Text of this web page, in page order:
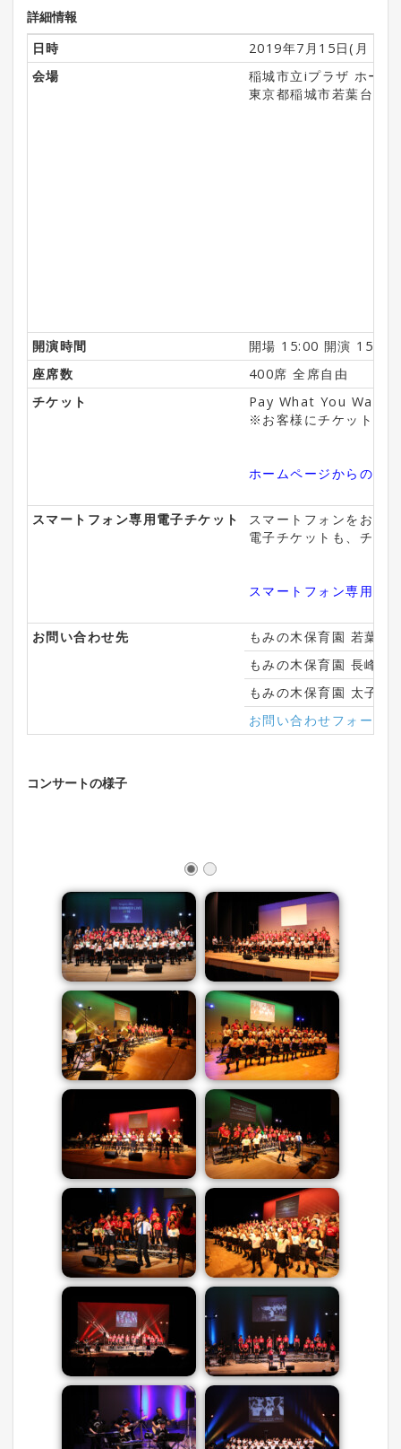
詳細情報
日時
2019年7月15日(月・祝
会場
稲城市立iプラザ ホール
東京都稲城市若葉台2-
開演時間
開場 15:00 開演 15:30
座席数
400席 全席自由
チケット
Pay What You Want
※お客様にチケット料
ホームページからのお
スマートフォン専用電子チケット
スマートフォンをお持
電子チケットも、チケ
スマートフォン専用電
お問い合わせ先
もみの木保育園 若葉
もみの木保育園 長峰
もみの木保育園 太子
お問い合わせフォーム
コンサートの様子